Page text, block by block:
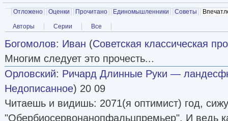
Главные вкладки
Отложено Оценки Прочитано Единомышленники Советы
Вторичные вкладки
Авторы Серии Все
Богомолов: Иван (Советская классическая
Многим следует это прочесть...
Орловский: Ричард Длинные Руки —
Недописанное) 20 09
Читаешь и видишь: 2071(я оптимист) год,
"Обербиосервонанопфальцпремьер". И ведь